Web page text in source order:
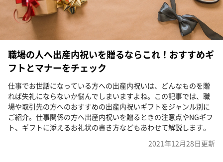
職場の人へ出産内祝いを贈るならこれ！おすすめギ
フトとマナーをチェック
仕事でお世話になっている方への出産内祝いは、どんなものを贈
れば失礼にならないか悩んでしまいますよね。この記事では、職
場や取引先の方へのおすすめの出産内祝いギフトをジャンル別に
ご紹介。仕事関係の方へ出産内祝いを贈るときの注意点やNGギフ
ト、ギフトに添えるお礼状の書き方などもあわせて解説します。
2021年12月28日更新